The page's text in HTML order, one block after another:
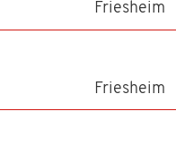
Friesheim
Friesheim